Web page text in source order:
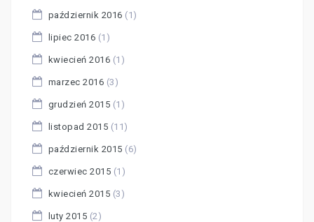
październik 2016 (1)
lipiec 2016 (1)
kwiecień 2016 (1)
marzec 2016 (3)
grudzień 2015 (1)
listopad 2015 (11)
październik 2015 (6)
czerwiec 2015 (1)
kwiecień 2015 (3)
luty 2015 (2)